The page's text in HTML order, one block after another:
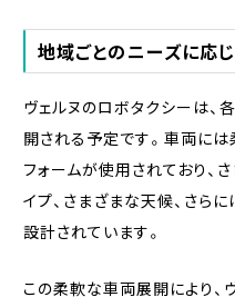
地域ごとのニーズに応
ヴェルヌのロボタクシーは、
開される予定です。車両に
フォームが使用されており、
イプ、さまざまな天候、さら
設計されています。
この柔軟な車両展開により、